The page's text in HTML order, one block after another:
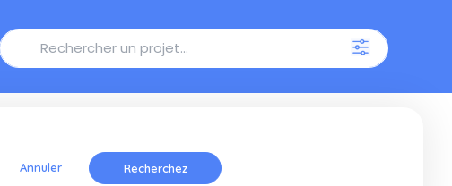
Annulercymbidiums?